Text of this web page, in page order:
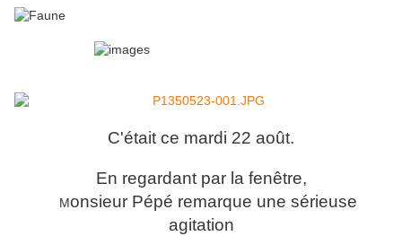
C'était ce mardi 22 août.
En regardant par la fenêtre,
Monsieur Pépé remarque une sérieuse
agitation